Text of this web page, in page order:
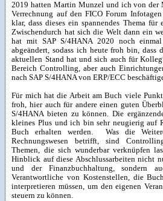
2019 hatten Martin Munzel und ich von der
Verrechnung auf den FICO Forum
klar, dass dieses ein spannendes Thema
Zwischendurch hat sich die Welt dann ein
hat mit SAP S/4HANA 2020 noch
abgeändert, sodass ich heute froh bin, dass
aktuellen Stand hat und sich auch für
Bereich Controlling, aber auch
nach SAP S/4HANA von ERP/ECC
Für mich hat die Arbeit am Buch viele
froh, hier auch für andere einen guten
S/4HANA bieten zu können. Die
kleines Plus und ich bin sehr neugierig auf
Buch erhalten werden. Was die
Rechnungswesen betrifft, sind
Themen, die sich wunderbar verknüpfen
Hinblick auf diese Abschlussarbeiten nicht
und der Finanzbuchhaltung, sondern
Verantwortliche von Kostenstellen, die
interpretieren müssen, um den eigenen
steuern zu können.